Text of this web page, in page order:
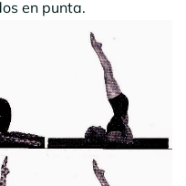
en punta.